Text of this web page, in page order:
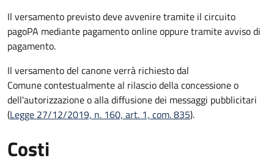
Il versamento previsto deve avvenire tramite il circuito
pagoPA mediante pagamento online oppure tramite avviso di
pagamento.
Il versamento del canone verrà richiesto dal
Comune contestualmente al rilascio della concessione o
dell'autorizzazione o alla diffusione dei messaggi pubblicitari
(Legge 27/12/2019, n. 160, art. 1, com. 835).
Costi